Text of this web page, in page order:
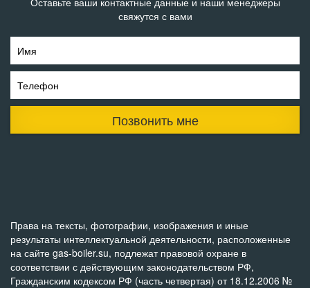
свяжутся с вами
Имя
Телефон
Позвонить мне
Права на тексты, фотографии, изображения и иные
результаты интеллектуальной деятельности, расположенные
на сайте gas-boiler.su, подлежат правовой охране в
соответствии с действующим законодательством РФ,
Гражданским кодексом РФ (часть четвертая) от 18.12.2006 №